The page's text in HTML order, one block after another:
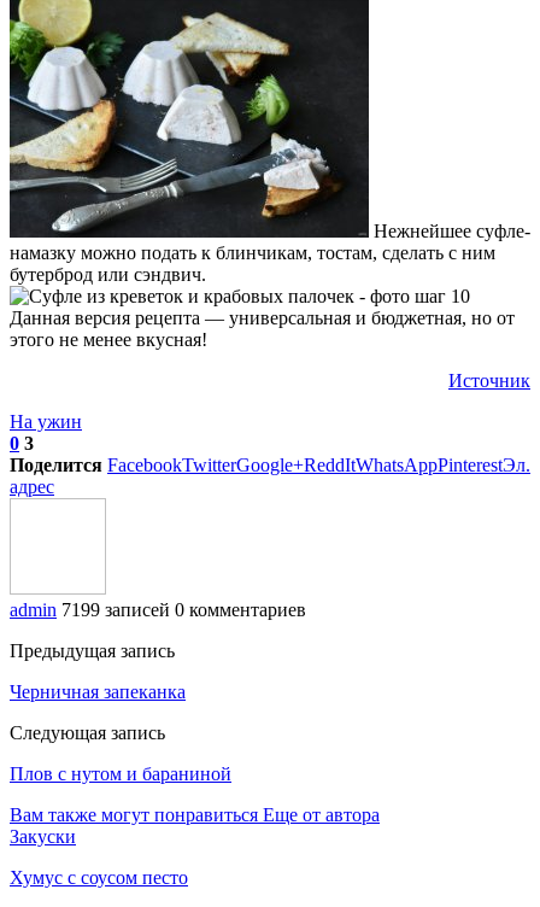
Нежнейшее суфле-
намазку можно подать к блинчикам, тостам, сделать с ним
бутерброд или сэндвич.
Данная версия рецепта — универсальная и бюджетная, но от
этого не менее вкусная!
Источник
На ужин
0 3
Поделится FacebookTwitterGoogle+ReddItWhatsAppPinterestЭл.
адрес
admin 7199 записей 0 комментариев
Предыдущая запись
Черничная запеканка
Следующая запись
Плов с нутом и бараниной
Вам также могут понравиться Еще от автора
Закуски
Хумус с соусом песто